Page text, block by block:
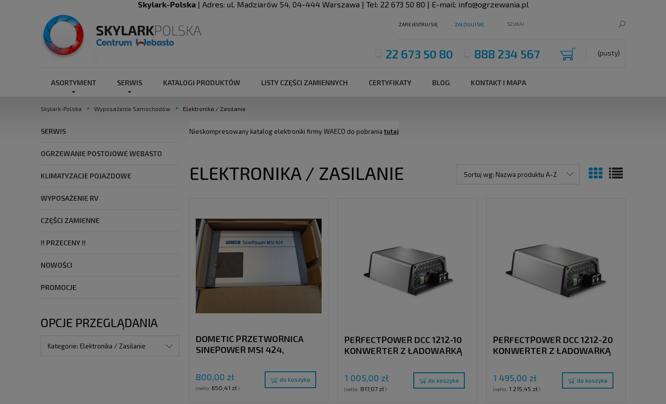
Skylark-Polska| Adres: ul. Madziarów 54, 04-444 Warszawa | Tel: 22 673 50 80 | E-mail: info@ogrzewania.pl
ZAREJESTRUJ SIĘ ZALOGUJ SIĘ
(pusty)
22 673 50 80 888 234 567
ASORTYMENT SERWIS KATALOGI PRODUKTÓW LISTY CZĘŚCI ZAMIENNYCH CERTYFIKATY BLOG KONTAKT I MAPA
Skylark-Polska Wyposażenie Samochodów Elektronika / Zasilanie
SERWIS
OGRZEWANIE POSTOJOWE WEBASTO
KLIMATYZACJE POJAZDOWE
WYPOSAŻENIE RV
CZĘŚCI ZAMIENNE
!! PRZECENY !!
NOWOŚCI
PROMOCJE
OPCJE PRZEGLĄDANIA
Kategorie: Elektronika / Zasilanie
Nieskompresowany katalog elektroniki firmy WAECO do pobrania tutaj
ELEKTRONIKA / ZASILANIE Sortuj wg: Nazwa produktu A-Z
DOMETIC PRZETWORNICA
SINEPOWER MSI 424,
350 W/24 V
800,00 zł
(netto: 650,41 zł)
do koszyka
PERFECTPOWER DCC 1212-10
KONWERTER Z ŁADOWARKĄ
1 005,00 zł
(netto: 817,07 zł)
do koszyka
PERFECTPOWER DCC 1212-20
KONWERTER Z ŁADOWARKĄ
1 495,00 zł
(netto: 1 215,45 zł)
do koszyka